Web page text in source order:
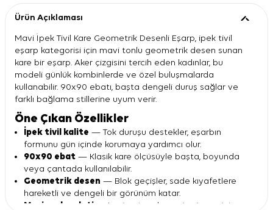
Ürün Açıklaması
Mavi İpek Tivil Kare Geometrik Desenli Eşarp, ipek tivil
eşarp kategorisi için mavi tonlu geometrik desen sunan
kare bir eşarp. Aker çizgisini tercih eden kadınlar, bu
modeli günlük kombinlerde ve özel buluşmalarda
kullanabilir. 90x90 ebatı, başta dengeli duruş sağlar ve
farklı bağlama stillerine uyum verir.
Öne Çıkan Özellikler
İpek tivil kalite — Tok duruşu destekler, eşarbın
formunu gün içinde korumaya yardımcı olur.
90x90 ebat — Klasik kare ölçüsüyle başta, boyunda
veya çantada kullanılabilir.
Geometrik desen — Blok geçişler, sade kıyafetlere
hareketli ve dengeli bir görünüm katar.
Mavi renk paleti — Lacivert, açık mavi, gri ve mint